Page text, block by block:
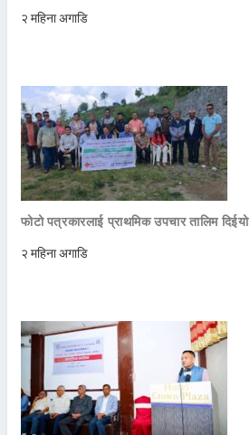
२ महिना अगाडि
फोटो पत्रकारलाई प्राथमिक उपचार तालिम दिईयो
२ महिना अगाडि